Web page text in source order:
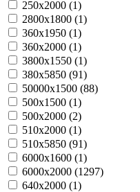
250х2000 (1)
2800х1800 (1)
360х1950 (1)
360х2000 (1)
3800х1550 (1)
380х5850 (91)
50000х1500 (88)
500х1500 (1)
500х2000 (2)
510х2000 (1)
510х5850 (91)
6000х1600 (1)
6000х2000 (1297)
640х2000 (1)